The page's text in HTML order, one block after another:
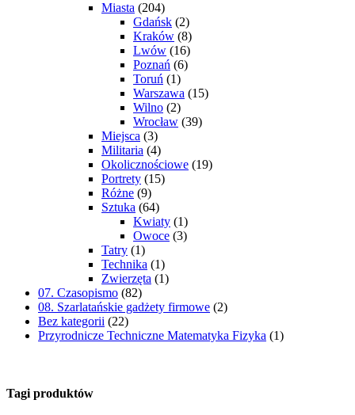
Miasta (204)
Gdańsk (2)
Kraków (8)
Lwów (16)
Poznań (6)
Toruń (1)
Warszawa (15)
Wilno (2)
Wrocław (39)
Miejsca (3)
Militaria (4)
Okolicznościowe (19)
Portrety (15)
Różne (9)
Sztuka (64)
Kwiaty (1)
Owoce (3)
Tatry (1)
Technika (1)
Zwierzęta (1)
07. Czasopismo (82)
08. Szarlatańskie gadżety firmowe (2)
Bez kategorii (22)
Przyrodnicze Techniczne Matematyka Fizyka (1)
Tagi produktów